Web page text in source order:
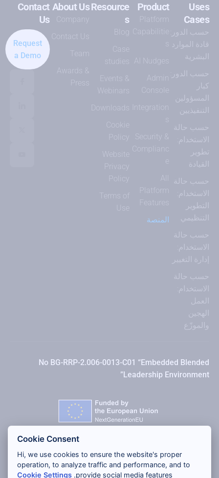
Uses
Cases
حسب الدور:
قادة الموارد
البشرية
حسب الدور:
كبار
المسؤولين
التنفيذيين
حسب حالة
الاستخدام:
تطوير
القيادة
حسب حالة
الاستخدام:
التطوير
التنظيمي
حسب حالة
الاستخدام:
إدارة التغيير
حسب حالة
الاستخدام:
العمل
الهجين
والموزّع
Product
Platform
Capabilitie
AI Nudges
Admin
Console
Integration
Security &
Complianc
e
All
Platform
Features
المنصة
Resource
s
Blog
Case
studies
Events &
Webinars
Downloads
Cookie
Policy
Website
Privacy
Policy
Terms of
Use
About Us
Company
Contact Us
Team
Awards &
Press
Contact
Us
Request
a Demo
No BG-RRP-2.006-0013-C01 “Embedded Blended
Leadership Environment”
Cookie Consent
Hi, we use cookies to ensure the website's proper
operation, to analyze traffic and performance, and to
provide social media features.
Cookie Settings